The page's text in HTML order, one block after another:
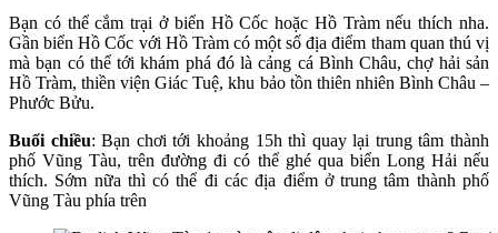
Bạn có thể cắm trại ở biển Hồ Cốc hoặc Hồ Tràm nếu thích nha.
Gần biển Hồ Cốc với Hồ Tràm có một số địa điểm tham quan thú vị
mà bạn có thể tới khám phá đó là cảng cá Bình Châu, chợ hải sản
Hồ Tràm, thiền viện Giác Tuệ, khu bảo tồn thiên nhiên Bình Châu –
Phước Bửu.
Buổi chiều: Bạn chơi tới khoảng 15h thì quay lại trung tâm thành
phố Vũng Tàu, trên đường đi có thể ghé qua biển Long Hải nếu
thích. Sớm nữa thì có thể đi các địa điểm ở trung tâm thành phố
Vũng Tàu phía trên